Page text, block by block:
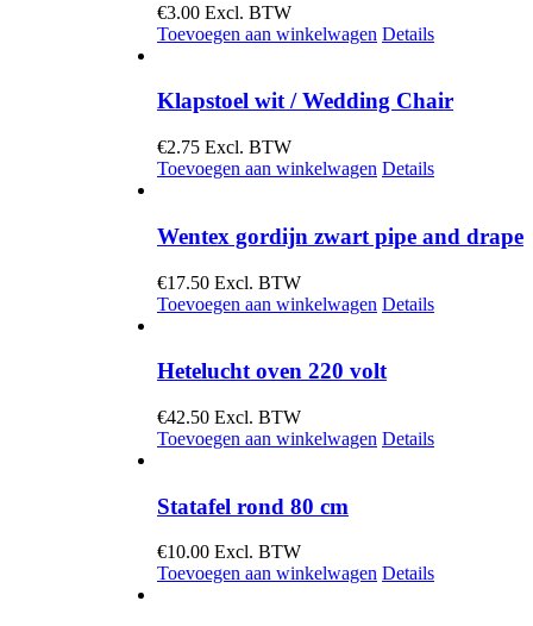
€3.00 Excl. BTW
Toevoegen aan winkelwagen Details
Klapstoel wit / Wedding Chair
€2.75 Excl. BTW
Toevoegen aan winkelwagen Details
Wentex gordijn zwart pipe and drape
€17.50 Excl. BTW
Toevoegen aan winkelwagen Details
Hetelucht oven 220 volt
€42.50 Excl. BTW
Toevoegen aan winkelwagen Details
Statafel rond 80 cm
€10.00 Excl. BTW
Toevoegen aan winkelwagen Details